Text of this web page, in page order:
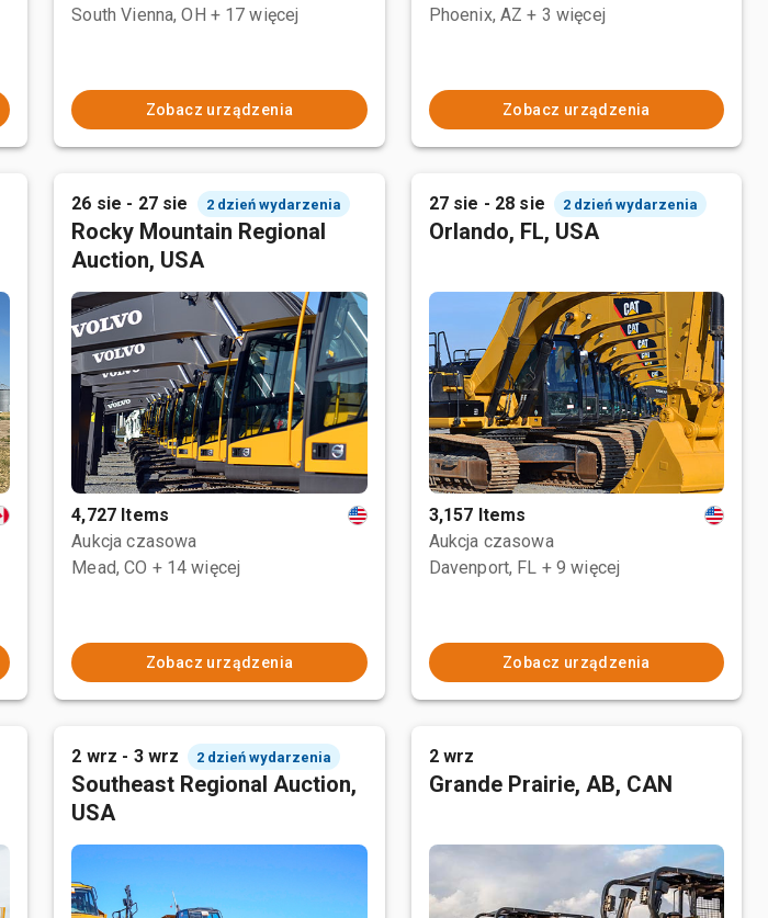
South Vienna, OH + 17 więcej
Zobacz urządzenia
Phoenix, AZ + 3 więcej
Zobacz urządzenia
26 sie - 27 sie 2 dzień wydarzenia
Rocky Mountain Regional
Auction, USA
4,727 Items
Aukcja czasowa
Mead, CO + 14 więcej
Zobacz urządzenia
27 sie - 28 sie 2 dzień wydarzenia
Orlando, FL, USA
3,157 Items
Aukcja czasowa
Davenport, FL + 9 więcej
Zobacz urządzenia
2 wrz - 3 wrz 2 dzień wydarzenia
Southeast Regional Auction,
USA
2 wrz
Grande Prairie, AB, CAN